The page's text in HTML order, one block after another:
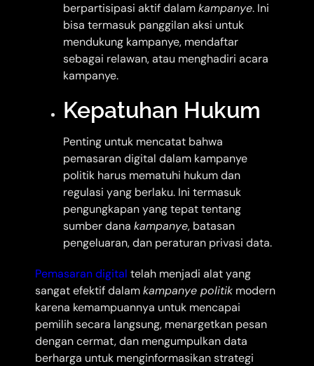
berpartisipasi aktif dalamkampanye. Ini
bisa termasuk panggilan aksi untuk
mendukung kampanye, mendaftar
sebagai relawan, atau menghadiri acara
kampanye.
Kepatuhan Hukum
Penting untuk mencatat bahwa
pemasaran digital dalam kampanye
politik harus mematuhi hukum dan
regulasi yang berlaku. Ini termasuk
pengungkapan yang tepat tentang
sumber dana kampanye, batasan
pengeluaran, dan peraturan privasi data.
Pemasaran digital telah menjadi alat yang
sangat efektif dalamkampanye politikmodern
karena kemampuannya untuk mencapai
pemilih secara langsung, menargetkan pesan
dengan cermat, dan mengumpulkan data
berharga untuk menginformasikan strategi